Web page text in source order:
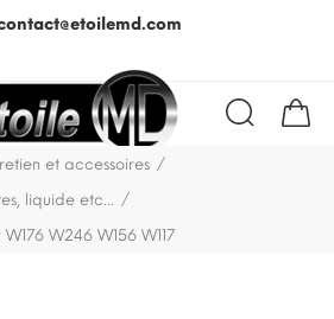
et accessoires
liquide etc...
W246 W156 W117